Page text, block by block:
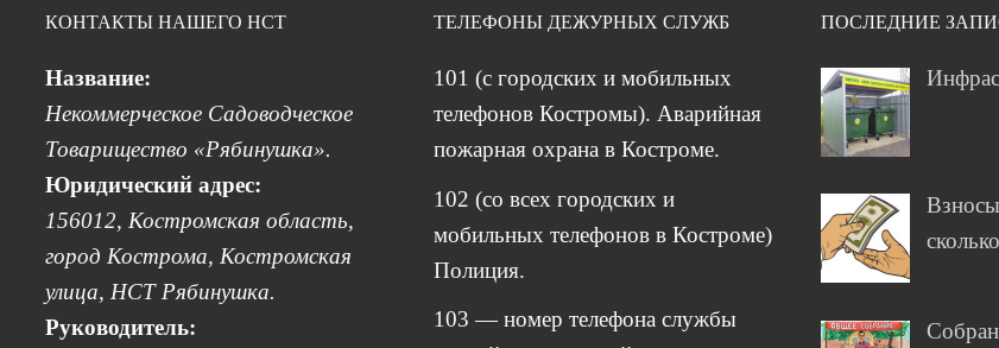
КОНТАКТЫ НАШЕГО НСТ
Название:
Некоммерческое Садоводческое
Товарищество «Рябинушка».
Юридический адрес:
156012, Костромская область,
город Кострома, Костромская
улица, НСТ Рябинушка.
Руководитель:
ТЕЛЕФОНЫ ДЕЖУРНЫХ СЛУЖБ
101 (с городских и мобильных
телефонов Костромы). Аварийная
пожарная охрана в Костроме.
102 (со всех городских и
мобильных телефонов в Костроме)
Полиция.
103 — номер телефона службы
ПОСЛЕДНИЕ